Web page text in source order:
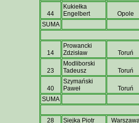
44
Kukiełka
Engelbert
Opole
SUMA
14
Prowancki
Zdzisław
Toruń
23
Modliborski
Tadeusz
Toruń
40
Szymański
Paweł
Toruń
SUMA
28 Siejka Piotr